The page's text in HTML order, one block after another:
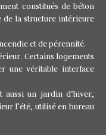
constitués de béton
de la structure intérieure
et de pérennité.
Certains logements
une véritable interface
aussi un jardin d’hiver,
l’été, utilisé en bureau